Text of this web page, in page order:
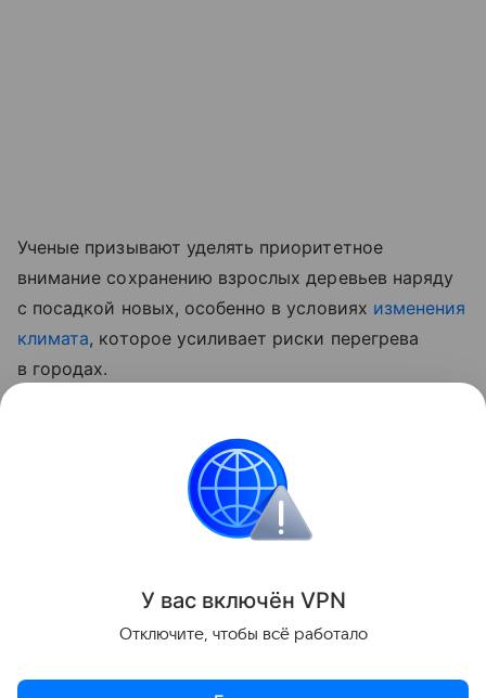
Ученые призывают уделять приоритетное
внимание сохранению взрослых деревьев наряду
с посадкой новых, особенно в условиях изменения
климата, которое усиливает риски перегрева
в городах.
стать естественным буфером против
У вас включён VPN
Отключите, чтобы всё работало